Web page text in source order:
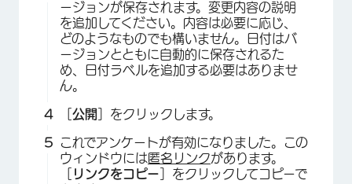
ージョンが保存されます。変更内容の説明
を追加してください。内容は必要に応じ、
どのようなものでも構いません。日付はバ
ージョンとともに自動的に保存されるた
め、日付ラベルを追加する必要はありませ
ん。
公開 ］をクリックします。
これでアンケートが有効になりました。この
ウィンドウには匿名リンクがあります。
リンクをコピー ］をクリックしてコピーで